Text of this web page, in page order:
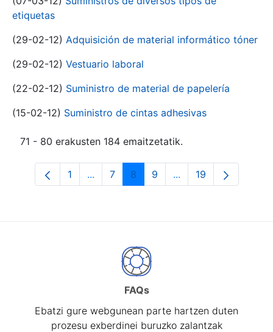
etiquetas
(29-02-12) Adquisición de material informático tóner
(29-02-12) Vestuario laboral
(22-02-12) Suministro de material de papelería
(15-02-12) Suministro de cintas adhesivas
71 - 80 erakusten 184 emaitzetatik.
Orrialdea
1 ...Intermediate Pages Use TAB to
Orrialdea
7 Orrialdea
8 Orrialdea
9 ...Intermediate Pages
Orrialdea
19
FAQs
Ebatzi gure webgunean parte hartzen duten
prozesu exberdinei buruzko zalantzak